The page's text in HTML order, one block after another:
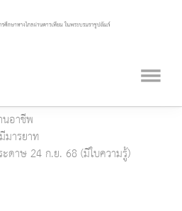
นอาชีพ
มารยาท
ดาษ 24 ก.ย. 68 (มีใบความรู้)